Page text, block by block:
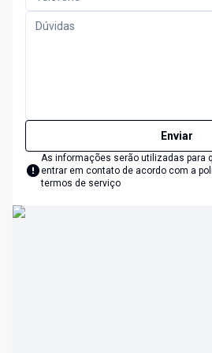
Enviar
As informações serão utilizadas para
entrar em contato de acordo com a
termos de serviço